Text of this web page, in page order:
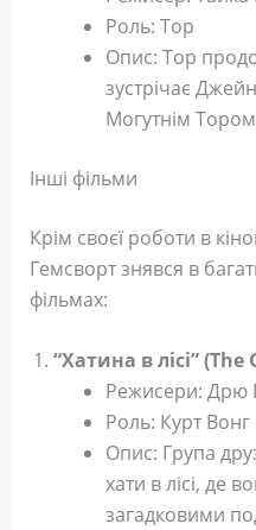
Роль: Тор
Опис: Тор
зустрічає
Могутнім
Інші фільми
Крім своєї роботи в
Гемсворт знявся в
фільмах:
“Хатина в лісі”
Режисери: Дрю
Роль: Курт Вонг
Опис: Група
хати в лісі, де
загадковими